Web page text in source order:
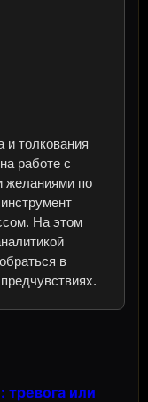
и толкования
работе с
желаниями по
На этом
в
тревога или